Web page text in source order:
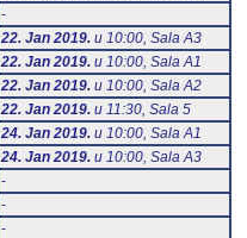
-
22. Jan 2019.u 10:00, Sala А3
22. Jan 2019.u 10:00, Sala А1
22. Jan 2019.u 10:00, Sala А2
22. Jan 2019.u 11:30, Sala 5
24. Jan 2019.u 10:00, Sala А1
24. Jan 2019.u 10:00, Sala А3
-
-
-